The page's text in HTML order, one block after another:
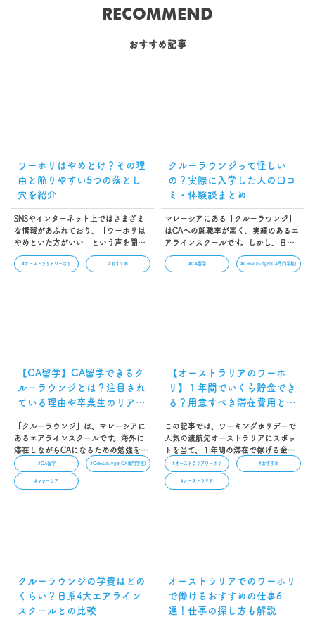
特徴、メリット、留学終了後の進路な
どをわかりやすく解説しています。…
ができ、また忙しい社会人は効率よく
留学準備を進めることができます。…
RECOMMEND
おすすめ記事
ワーホリはやめとけ？その理
由と陥りやすい5つの落とし
穴を紹介
SNSやインターネット上ではさまざま
な情報があふれており、「ワーホリは
やめといた方がいい」という声を聞く
方も多いのではないでしょうか。ワー
ホリは自由度が高い制度であるがゆえ
#オーストラリアワーホリ #おすすめ
クルーラウンジって怪しい
の？実際に入学した人の口コ
ミ・体験談まとめ
マレーシアにある「クルーラウンジ」
はCAへの就職率が高く、実績のあるエ
アラインスクールです。しかし、日本
では国内大手のエアラインスクールほ
どの知名度はまだなく、「実際どうな
#CA留学 #CrewLounge(CA専門学校)
【CA留学】CA留学できるク
ルーラウンジとは？注目され
ている理由や卒業生のリアル
な口コミ
「クルーラウンジ」は、マレーシアに
あるエアラインスクールです。海外に
滞在しながらCAになるための勉強をす
る「CA留学」ができるエアラインスク
ールとして、注目を浴びています。本
記事では「どんなところなの？」「な
#CA留学 #CrewLounge(CA専門学校)
#マレーシア
【オーストラリアのワーホ
リ】１年間でいくら貯金でき
る？用意すべき滞在費用と仕
事の探し方を解説！
この記事では、ワーキングホリデーで
人気の渡航先オーストラリアにスポッ
トを当て、１年間の滞在で稼げる金額
を解説しています。そのほかにも、語
学学校へ通う場合や渡航後すぐに働く
場合など、滞在スタイル別にかかる費
#オーストラリアワーホリ #おすすめ
#オーストラリア
クルーラウンジの学費はどの
くらい？日系4大エアライン
スクールとの比較
オーストラリアでのワーホリ
で働けるおすすめの仕事6
選！仕事の探し方も解説